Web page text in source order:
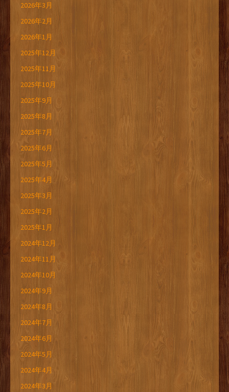
2026年3月
2026年2月
2026年1月
2025年12月
2025年11月
2025年10月
2025年9月
2025年8月
2025年7月
2025年6月
2025年5月
2025年4月
2025年3月
2025年2月
2025年1月
2024年12月
2024年11月
2024年10月
2024年9月
2024年8月
2024年7月
2024年6月
2024年5月
2024年4月
2024年3月